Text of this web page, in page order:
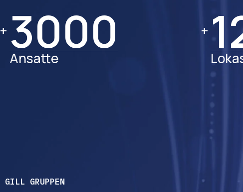
+ 3000
3000
Ansatte
+
GILL GRUPPEN